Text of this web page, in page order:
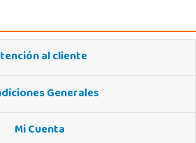
STOCK DISPONIBLE
al cliente
Generales
Mi Cuenta